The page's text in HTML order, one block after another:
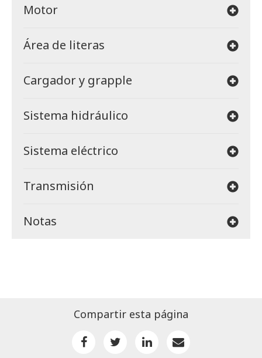
Motor
Área de literas
Cargador y grapple
Sistema hidráulico
Sistema eléctrico
Transmisión
Notas
Compartir esta página